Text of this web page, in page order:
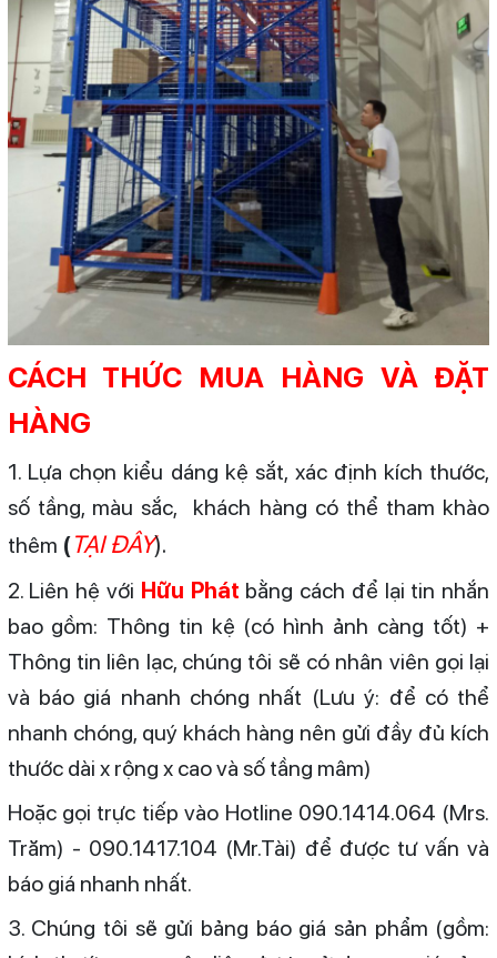
CÁCH THỨC MUA HÀNG VÀ ĐẶT
HÀNG
1. Lựa chọn kiểu dáng kệ sắt, xác định kích thước,
số tầng, màu sắc, khách hàng có thể tham khào
thêm (TẠI ĐÂY).
2. Liên hệ với Hữu Phát bằng cách để lại tin nhắn
bao gồm: Thông tin kệ (có hình ảnh càng tốt) +
Thông tin liên lạc, chúng tôi sẽ có nhân viên gọi lại
và báo giá nhanh chóng nhất (Lưu ý: để có thể
nhanh chóng, quý khách hàng nên gửi đầy đủ kích
thước dài x rộng x cao và số tầng mâm)
Hoặc gọi trực tiếp vào Hotline 090.1414.064 (Mrs.
Trăm) - 090.1417.104 (Mr.Tài) để được tư vấn và
báo giá nhanh nhất.
3. Chúng tôi sẽ gửi bảng báo giá sản phẩm (gồm: